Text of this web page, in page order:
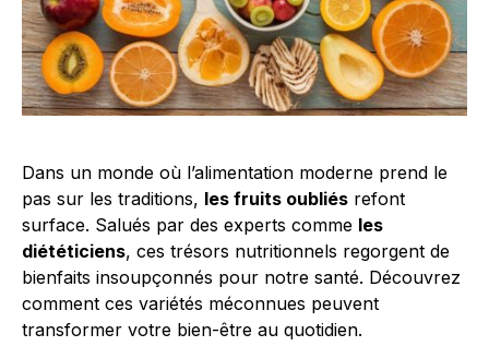
Dans un monde où l’alimentation moderne prend le
pas sur les traditions, les fruits oubliés refont
surface. Salués par des experts comme les
diététiciens, ces trésors nutritionnels regorgent de
bienfaits insoupçonnés pour notre santé. Découvrez
comment ces variétés méconnues peuvent
transformer votre bien-être au quotidien.